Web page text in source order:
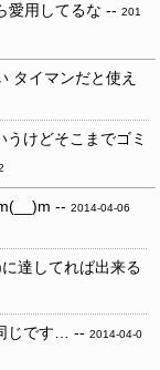
愛用してるな -- 201
タイマンだと使え
けどそこまでゴミ
-- 2014-04-06
達してれば出来る
じです… -- 2014-04-0